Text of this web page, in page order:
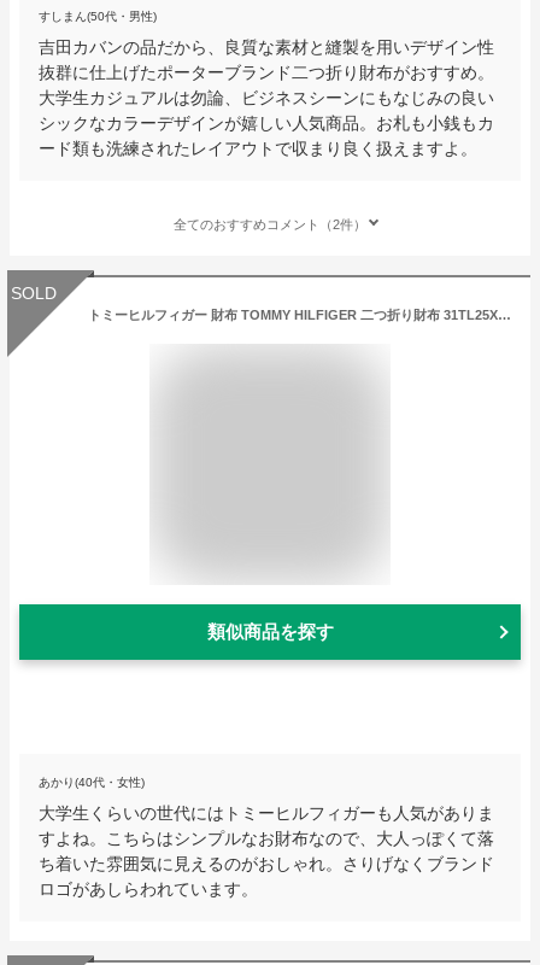
すしまん(50代・男性)
吉田カバンの品だから、良質な素材と縫製を用いデザイン性
抜群に仕上げたポーターブランド二つ折り財布がおすすめ。
大学生カジュアルは勿論、ビジネスシーンにもなじみの良い
シックなカラーデザインが嬉しい人気商品。お札も小銭もカ
ード類も洗練されたレイアウトで収まり良く扱えますよ。
全てのおすすめコメント（2件）
SOLD
トミーヒルフィガー 財布 TOMMY HILFIGER 二つ折り財布 31TL25X016-001（0096-5475/01） ブラック （小銭入れ有） 折り財布 ウォレット レザー（革） トミー シンプル メンズ 男性 夫 彼氏 息子 新社会人 フレッシャーズ ビジネス プレゼント 新社会人 プレゼント
類似商品を探す
あかり(40代・女性)
大学生くらいの世代にはトミーヒルフィガーも人気がありま
すよね。こちらはシンプルなお財布なので、大人っぽくて落
ち着いた雰囲気に見えるのがおしゃれ。さりげなくブランド
ロゴがあしらわれています。